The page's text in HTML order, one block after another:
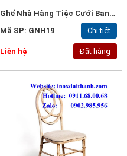
Ghế Nhà Hàng Tiệc Cưới Banquet
Mã SP: GNH19
Chi tiết
Liên hệ Đặt hàng